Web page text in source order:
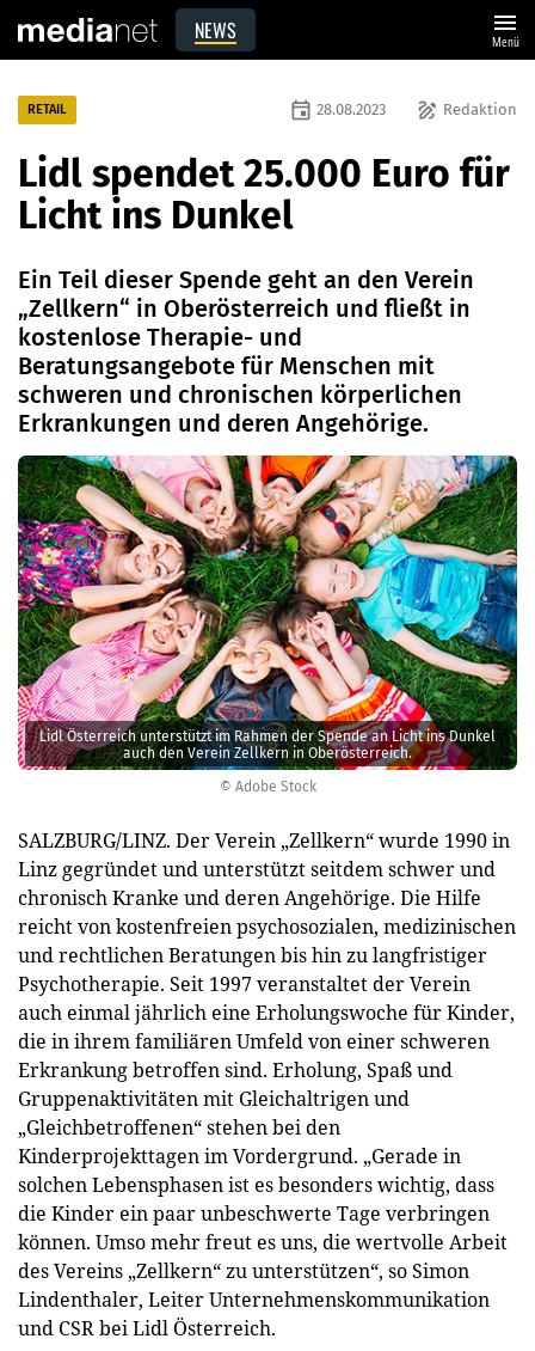
NEWS menu
Menü
© Adobe Stock
Lidl Österreich unterstützt im Rahmen der Spende an Licht ins Dunkel
auch den Verein Zellkern in Oberösterreich.
RETAIL draw Redaktion
event 28.08.2023
Lidl spendet 25.000 Euro für
Licht ins Dunkel
Ein Teil dieser Spende geht an den Verein
„Zellkern“ in Oberösterreich und fließt in
kostenlose Therapie- und
Beratungsangebote für Menschen mit
schweren und chronischen körperlichen
Erkrankungen und deren Angehörige.
SALZBURG/LINZ. Der Verein „Zellkern“ wurde 1990 in
Linz gegründet und unterstützt seitdem schwer und
chronisch Kranke und deren Angehörige. Die Hilfe
reicht von kostenfreien psychosozialen, medizinischen
und rechtlichen Beratungen bis hin zu langfristiger
Psychotherapie. Seit 1997 veranstaltet der Verein
auch einmal jährlich eine Erholungswoche für Kinder,
die in ihrem familiären Umfeld von einer schweren
Erkrankung betroffen sind. Erholung, Spaß und
Gruppenaktivitäten mit Gleichaltrigen und
„Gleichbetroffenen“ stehen bei den
Kinderprojekttagen im Vordergrund. „Gerade in
solchen Lebensphasen ist es besonders wichtig, dass
die Kinder ein paar unbeschwerte Tage verbringen
können. Umso mehr freut es uns, die wertvolle Arbeit
des Vereins „Zellkern“ zu unterstützen“, so Simon
Lindenthaler, Leiter Unternehmenskommunikation
und CSR bei Lidl Österreich.